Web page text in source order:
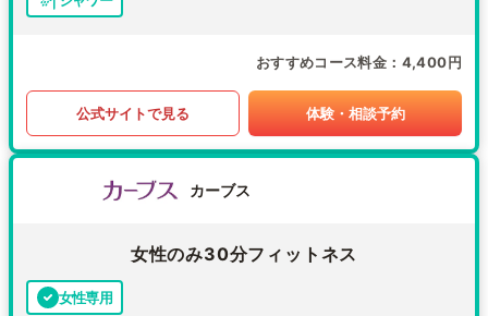
おすすめコース料金 4,400円
公式サイトで見る 体験・相談予約
カーブス
女性のみ30分フィットネス
女性専用